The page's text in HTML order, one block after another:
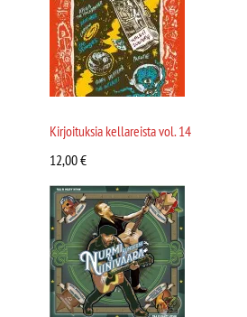
Kirjoituksia kellareista vol. 14
12,00€